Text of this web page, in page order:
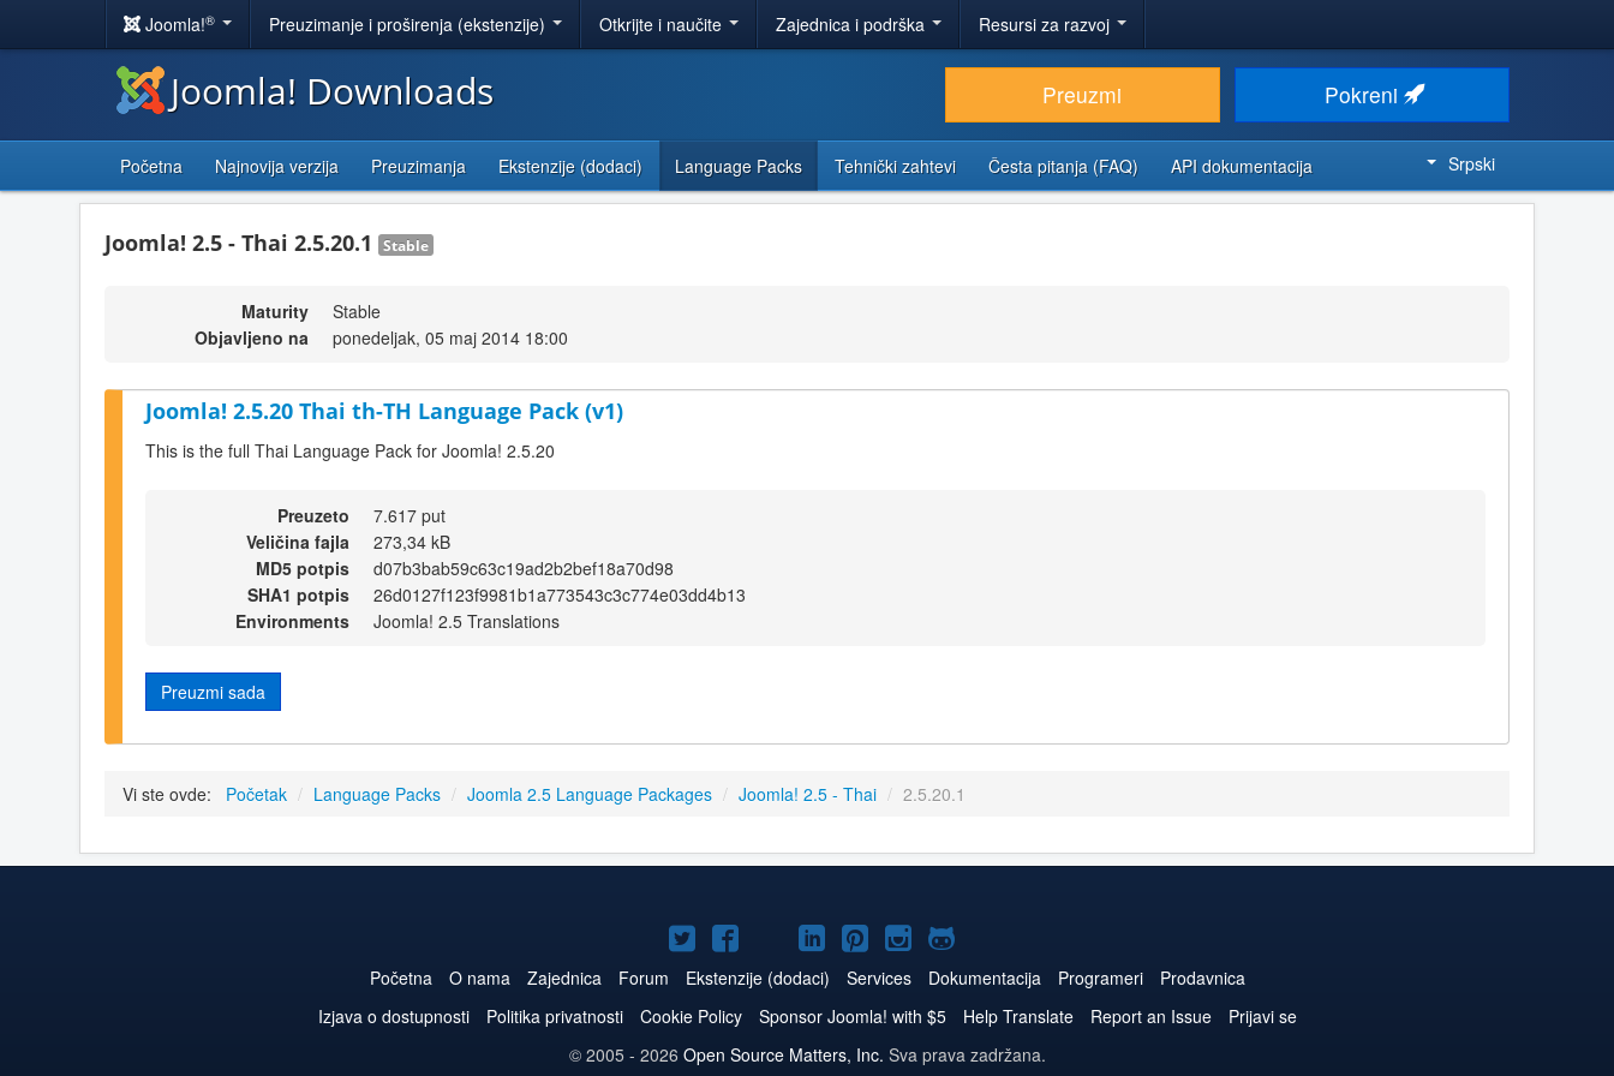
Joomla!® Preuzimanje i proširenja (ekstenzije) Otkrijte i naučite Zajednica i podrška Resursi za razvoj
Joomla! Downloads Preuzmi Pokreni
Početna Najnovija verzija Preuzimanja Ekstenzije (dodaci) Language Packs Tehnički zahtevi Česta pitanja (FAQ) API dokumentacija Srpski
Joomla! 2.5 - Thai 2.5.20.1 Stable
Maturity
Stable
Objavljeno na
ponedeljak, 05 maj 2014 18:00
Joomla! 2.5.20 Thai th-TH Language Pack (v1)
This is the full Thai Language Pack for Joomla! 2.5.20
Preuzeto
7.617 put
Veličina fajla
273,34 kB
MD5 potpis
d07b3bab59c63c19ad2b2bef18a70d98
SHA1 potpis
26d0127f123f9981b1a773543c3c774e03dd4b13
Environments
Joomla! 2.5 Translations
Preuzmi sada
Vi ste ovde: Početak / Language Packs / Joomla 2.5 Language Packages / Joomla! 2.5 - Thai / 2.5.20.1
Joomla!
na
Twitteru
Joomla!
na
Facebooku
Joomla!
na
YouTube
Joomla!
naLinkedIn
Joomla!
na
Pinterest
Joomla!
na
Instagram
Joomla!
na
GitHub
Početna O nama Zajednica Forum Ekstenzije (dodaci) Services Dokumentacija Programeri
Prodavnica
Izjava o dostupnosti
Politika privatnosti Cookie Policy Sponsor Joomla! with $5 Help Translate Report an Issue
Prijavi se
© 2005 - 2026 Open Source Matters, Inc. Sva prava zadržana.